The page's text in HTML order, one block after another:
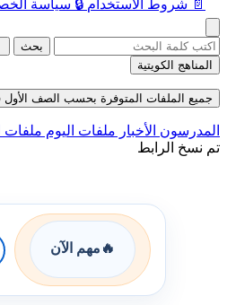
📄 شروط الاستخدام 🔒 سياسة
بحث
المناهج الكويتية
جميع الملفات المتوفرة بحسب الصف الأول
المدرسون الأخبار ملفات اليوم
تم نسخ الرابط
🔥 مهم الآن